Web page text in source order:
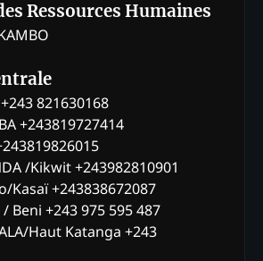
Ressources Humaines
821630168
+243819727414
/Kikwit +243982810901
Kasaï +243838672087
Beni +243 975 595 487
Haut Katanga +243